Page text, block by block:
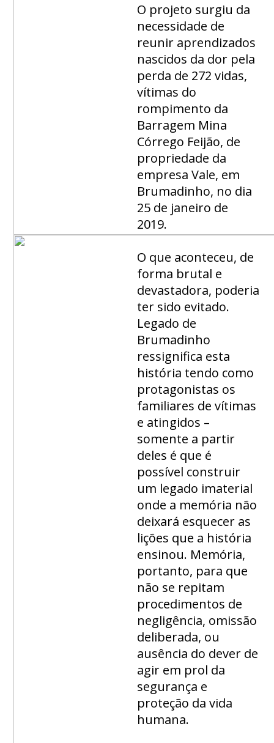
O projeto surgiu da
necessidade de
reunir aprendizados
nascidos da dor pela
perda de 272 vidas,
vítimas do
rompimento da
Barragem Mina
Córrego Feijão, de
propriedade da
empresa Vale, em
Brumadinho, no dia
25 de janeiro de
2019.
O que aconteceu, de
forma brutal e
devastadora, poderia
ter sido evitado.
Legado de
Brumadinho
ressignifica esta
história tendo como
protagonistas os
familiares de vítimas
e atingidos –
somente a partir
deles é que é
possível construir
um legado imaterial
onde a memória não
deixará esquecer as
lições que a história
ensinou. Memória,
portanto, para que
não se repitam
procedimentos de
negligência, omissão
deliberada, ou
ausência do dever de
agir em prol da
segurança e
proteção da vida
humana.